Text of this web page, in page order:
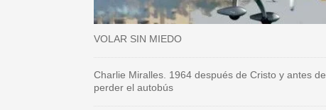
VOLAR SIN MIEDO
Charlie Miralles. 1964 después de Cristo y antes de
perder el autobús